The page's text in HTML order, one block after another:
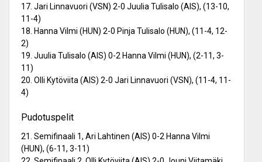
17. Jari Linnavuori (VSN) 2-0 Juulia Tulisalo (AIS), (13-10,
11-4)
18. Hanna Vilmi (HUN) 2-0 Pinja Tulisalo (HUN), (11-4, 12-
2)
19. Juulia Tulisalo (AIS) 0-2 Hanna Vilmi (HUN), (2-11, 3-
11)
20. Olli Kytöviita (AIS) 2-0 Jari Linnavuori (VSN), (11-4, 11-
4)
Pudotuspelit
21. Semifinaali 1, Ari Lahtinen (AIS) 0-2 Hanna Vilmi
(HUN), (6-11, 3-11)